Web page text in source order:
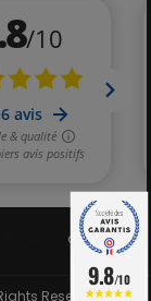
Reserved.
cliquez ici
9.8/10